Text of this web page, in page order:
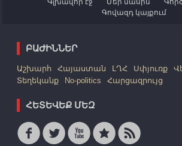
Գովազդ կայքում
ԲԱԺԻՆՆԵՐ
Աշխարհ Հայաստան ԼՂՀ Սփյուռք
Տեղեկանք
No-politics Հարցազրույց
ՀԵՏԵՎԵՔ ՄԵԶ